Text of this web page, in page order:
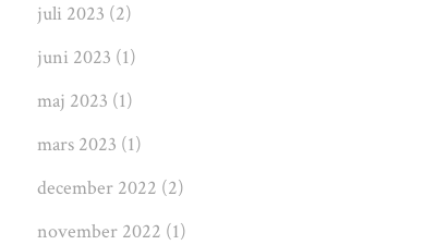
juli 2023 (2)
juni 2023 (1)
maj 2023 (1)
mars 2023 (1)
december 2022 (2)
november 2022 (1)